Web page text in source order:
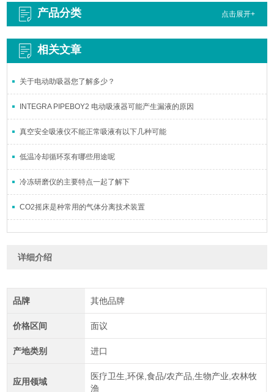
产品分类 点击展开+
相关文章
关于电动助吸器您了解多少？
INTEGRA PIPEBOY2 电动吸液器可能产生漏液的原因
真空安全吸液仪不能正常吸液有以下几种可能
低温冷却循环泵有哪些用途呢
冷冻研磨仪的主要特点一起了解下
CO2摇床是种常用的气体分离技术装置
详细介绍
品牌 其他品牌
价格区间 面议
产地类别 进口
应用领域
医疗卫生,环保,食品/农产品,生物产业,农林牧
渔